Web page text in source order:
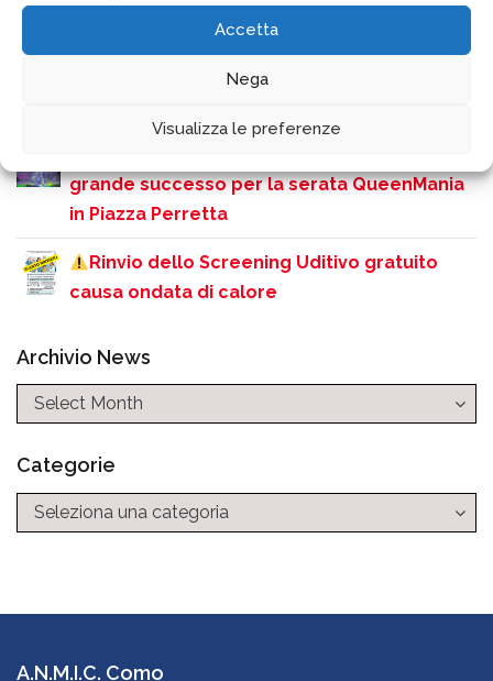
Accetta
Nega
Visualizza le preferenze
domicilio per anziani e disabili. Novità anche
grande successo per la serata QueenMania
in Piazza Perretta
Rinvio dello Screening Uditivo gratuito
causa ondata di calore
Archivio News
Categorie
Categorie
A.N.M.I.C. Como